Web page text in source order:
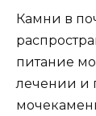
Камни в
питание
лечении и